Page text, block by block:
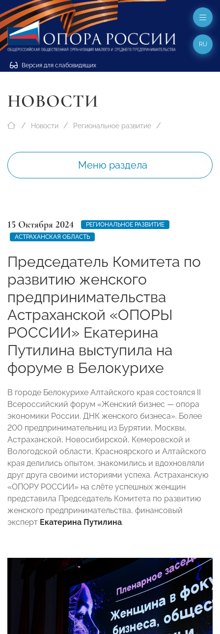
Версия для слабовидящих
RU
НОВОСТИ
Новости Региональное развитие
Меню раздела
15 Октября 2024
РЕГИОНАЛЬНОЕ РАЗВИТИЕ
АСТРАХАНСКАЯ ОБЛАСТЬ
Председатель Комитета по
развитию женского
предпринимательства
Астраханской «ОПОРЫ
РОССИИ» Екатерина
Путилина выступила на
форуме в Белокурихе
В городе Белокурихе Алтайского края состоялся II
Всероссийский форум «Женский бизнес — опора
экономики России. ДНК женского бизнеса». Более
200 предпринимательниц из Бурятии, Москвы,
Астраханской, Новосибирской, Кемеровской и
Вологодской области, Красноярского и Алтайского
края делились опытом, знакомились и вдохновляли
друг друга своими историями успеха. Астраханскую
«ОПОРУ РОССИИ» на слёте успешных женщин
представила Председатель Комитета по развитию
женского предпринимательства, финансовый
эксперт Екатерина Путилина.